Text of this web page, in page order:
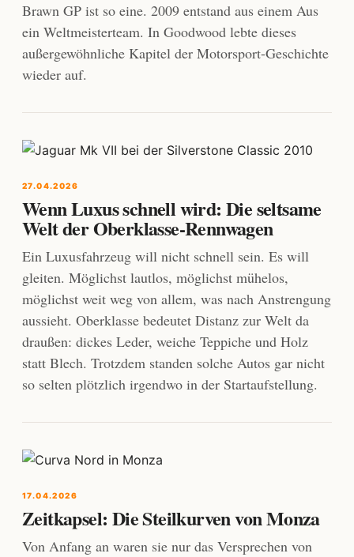
Brawn GP ist so eine. 2009 entstand aus einem Aus
ein Weltmeisterteam. In Goodwood lebte dieses
außergewöhnliche Kapitel der Motorsport-Geschichte
wieder auf.
27.04.2026
Wenn Luxus schnell wird: Die seltsame
Welt der Oberklasse-Rennwagen
Ein Luxusfahrzeug will nicht schnell sein. Es will
gleiten. Möglichst lautlos, möglichst mühelos,
möglichst weit weg von allem, was nach Anstrengung
aussieht. Oberklasse bedeutet Distanz zur Welt da
draußen: dickes Leder, weiche Teppiche und Holz
statt Blech. Trotzdem standen solche Autos gar nicht
so selten plötzlich irgendwo in der Startaufstellung.
17.04.2026
Zeitkapsel: Die Steilkurven von Monza
Von Anfang an waren sie nur das Versprechen von